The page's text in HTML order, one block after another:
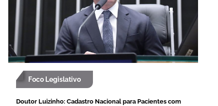
Foco Legislativo
Doutor Luizinho: Cadastro Nacional para Pacientes com